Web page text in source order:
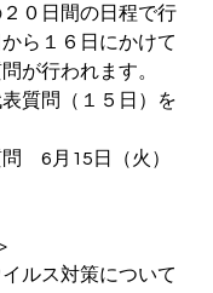
０日間の日程で行
ら１６日にかけて
が行われます。
質問（１５日）を
　6月15日（火）
ルス対策について